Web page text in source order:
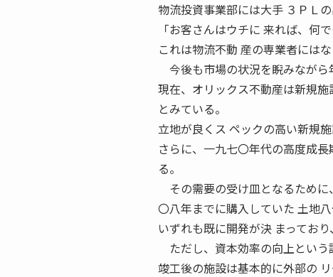
物流投資事業部には大手 ３ＰＬの
「お客さんはウチに 来れば、何
これは物流不動 産の専業者には
今後も市場の状況を睨みながら
現在、オリックス不動産は新規
とみている。
立地が良くス ペックの高い新規
さらに、一九七〇年代の高度成
る。
その需要の受け皿となるために
〇八年までに購入していた 土地
いずれも既に開発が決 まってお
ただし、資本効率の向上という
竣工後の施設は基本的に外部の